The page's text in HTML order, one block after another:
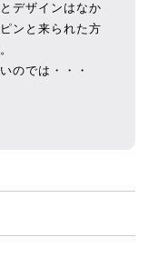
デザインはなか
ンと来られた方
のでは・・・